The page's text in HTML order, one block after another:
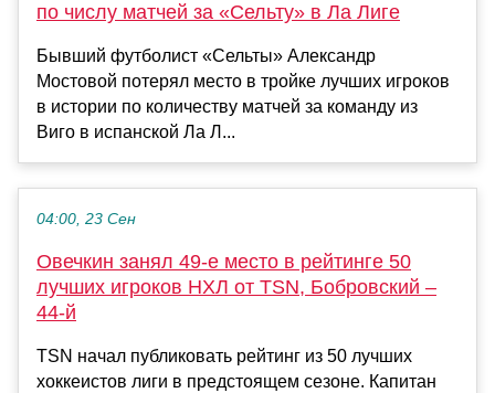
по числу матчей за «Сельту» в Ла Лиге
Бывший футболист «Сельты» Александр
Мостовой потерял место в тройке лучших игроков
в истории по количеству матчей за команду из
Виго в испанской Ла Л...
04:00, 23 Сен
Овечкин занял 49-е место в рейтинге 50
лучших игроков НХЛ от TSN, Бобровский –
44-й
TSN начал публиковать рейтинг из 50 лучших
хоккеистов лиги в предстоящем сезоне. Капитан